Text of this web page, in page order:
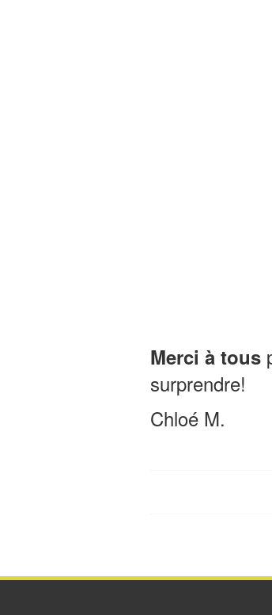
Merci à tous
surprendre!
Chloé M.